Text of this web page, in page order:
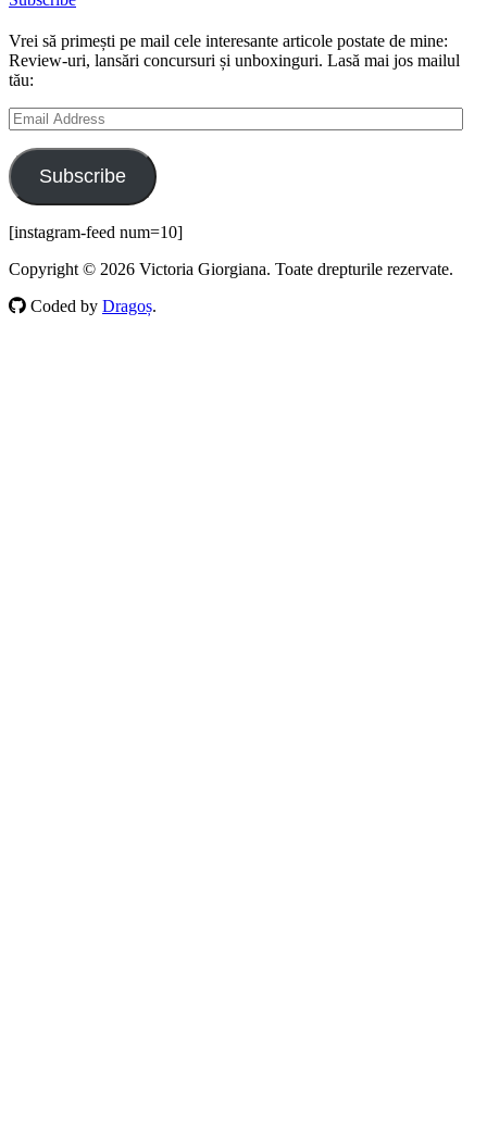
Vrei să primești pe mail cele interesante articole postate de mine:
Review-uri, lansări concursuri și unboxinguri. Lasă mai jos mailul
tău:
Email
Address
Subscribe
[instagram-feed num=10]
Copyright © 2026 Victoria Giorgiana. Toate drepturile rezervate.
Coded by Dragoș.